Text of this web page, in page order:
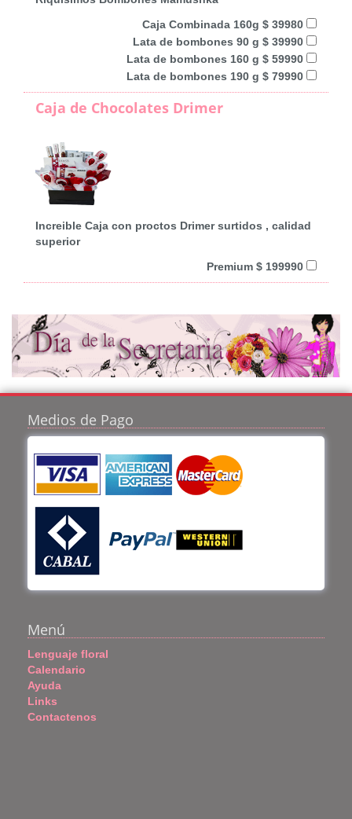
Caja Combinada 160g $ 39980
Lata de bombones 90 g $ 39990
Lata de bombones 160 g $ 59990
Lata de bombones 190 g $ 79990
Caja de Chocolates Drimer
Increible Caja con proctos Drimer surtidos , calidad
superior
Premium $ 199990
Medios de Pago
Menú
Lenguaje floral
Calendario
Ayuda
Links
Contactenos